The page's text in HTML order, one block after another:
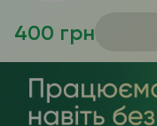
400 грн